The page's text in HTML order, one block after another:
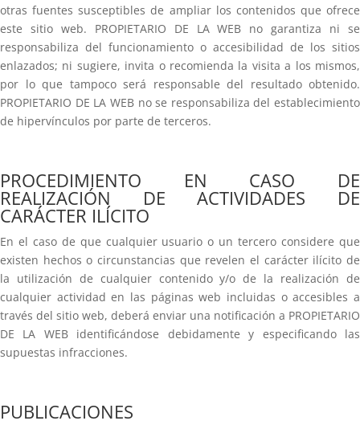
otras fuentes susceptibles de ampliar los contenidos que ofrece
este sitio web. PROPIETARIO DE LA WEB no garantiza ni se
responsabiliza del funcionamiento o accesibilidad de los sitios
enlazados; ni sugiere, invita o recomienda la visita a los mismos,
por lo que tampoco será responsable del resultado obtenido.
PROPIETARIO DE LA WEB no se responsabiliza del establecimiento
de hipervínculos por parte de terceros.
PROCEDIMIENTO EN CASO DE
REALIZACIÓN DE ACTIVIDADES DE
CARÁCTER ILÍCITO
En el caso de que cualquier usuario o un tercero considere que
existen hechos o circunstancias que revelen el carácter ilícito de
la utilización de cualquier contenido y/o de la realización de
cualquier actividad en las páginas web incluidas o accesibles a
través del sitio web, deberá enviar una notificación a PROPIETARIO
DE LA WEB identificándose debidamente y especificando las
supuestas infracciones.
PUBLICACIONES